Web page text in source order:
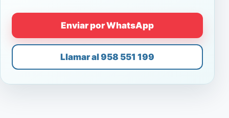
Enviar por WhatsApp
Llamar al 958 551 199